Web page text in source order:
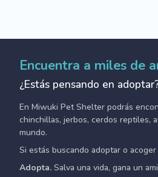
Encuentra a miles de
¿Estás pensando en
En Miwuki Pet Shelter podrás
chinchillas, jerbos, cerdos reptiles,
mundo.
Si estás buscando adoptar o
Adopta. Salva una vida, gana un